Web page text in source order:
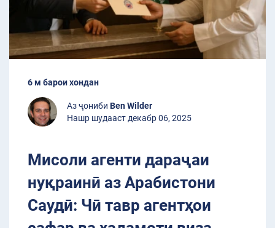
6 м барои хондан
Аз ҷониби Ben Wilder
Нашр шудааст декабр 06, 2025
Мисоли агенти дараҷаи
нуқраинӣ аз Арабистони
Саудӣ: Чӣ тавр агентҳои